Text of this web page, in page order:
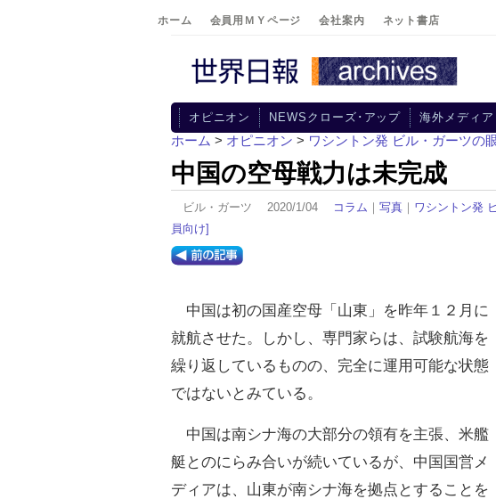
ホーム 会員用ＭＹページ 会社案内 ネット書店
オピニオン NEWSクローズ･アップ 海外メディア
ホーム > オピニオン > ワシントン発 ビル・ガーツの
中国の空母戦力は未完成
ビル・ガーツ 2020/1/04 コラム ｜ 写真 ｜ ワシントン発
員向け]
中国は初の国産空母「山東」を昨年１２月に
就航させた。しかし、専門家らは、試験航海を
繰り返しているものの、完全に運用可能な状態
ではないとみている。
中国は南シナ海の大部分の領有を主張、米艦
艇とのにらみ合いが続いているが、中国国営メ
ディアは、山東が南シナ海を拠点とすることを